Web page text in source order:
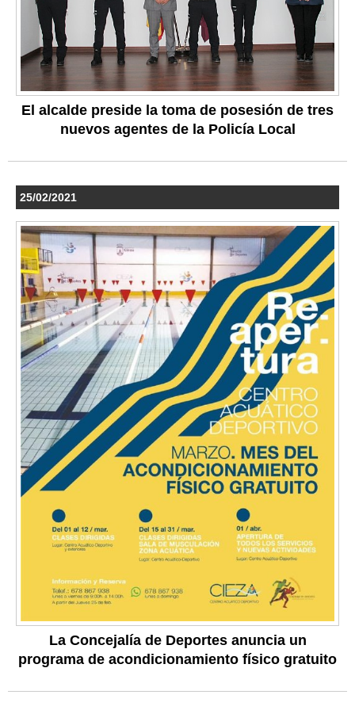
El alcalde preside la toma de posesión de tres
nuevos agentes de la Policía Local
25/02/2021
La Concejalía de Deportes anuncia un
programa de acondicionamiento físico gratuito